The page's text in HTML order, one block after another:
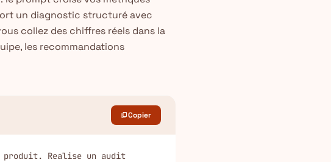
un diagnostic structuré avec
collez des chiffres réels dans la
les recommandations
content_copyCopier
produit. Realise un audit